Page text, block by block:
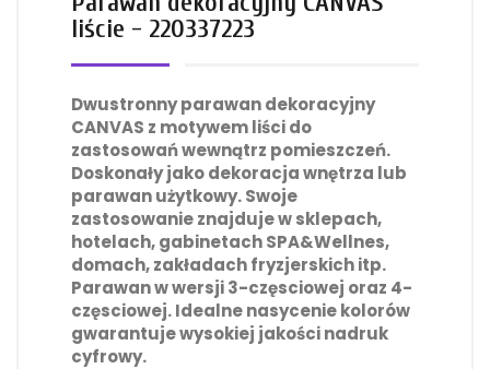
liście - 220337223
Dwustronny parawan dekoracyjny
CANVAS z motywem liści do
zastosowań wewnątrz pomieszczeń.
Doskonały jako dekoracja wnętrza lub
parawan użytkowy. Swoje
zastosowanie znajduje w sklepach,
hotelach, gabinetach SPA&Wellnes,
domach, zakładach fryzjerskich itp.
Parawan w wersji 3-częsciowej oraz 4-
częsciowej. Idealne nasycenie kolorów
gwarantuje wysokiej jakości nadruk
cyfrowy.